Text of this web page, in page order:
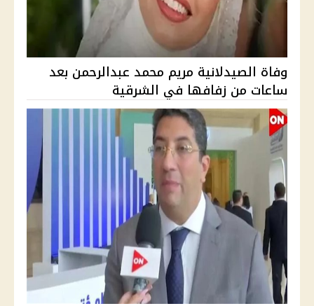
وفاة الصيدلانية مريم محمد عبدالرحمن بعد
ساعات من زفافها في الشرقية